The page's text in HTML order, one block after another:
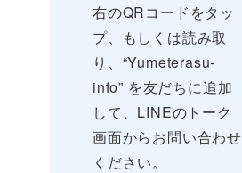
右のQRコードをタッ
プ、もしくは読み取
り、“Yumeterasu-
info” を友だちに追加
して、LINEのトーク
画面からお問い合わせ
ください。